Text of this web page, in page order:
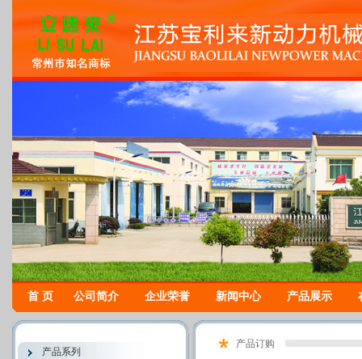
首 页 公司简介 企业荣誉 新闻中心 产品展示
产品系列
产品订购